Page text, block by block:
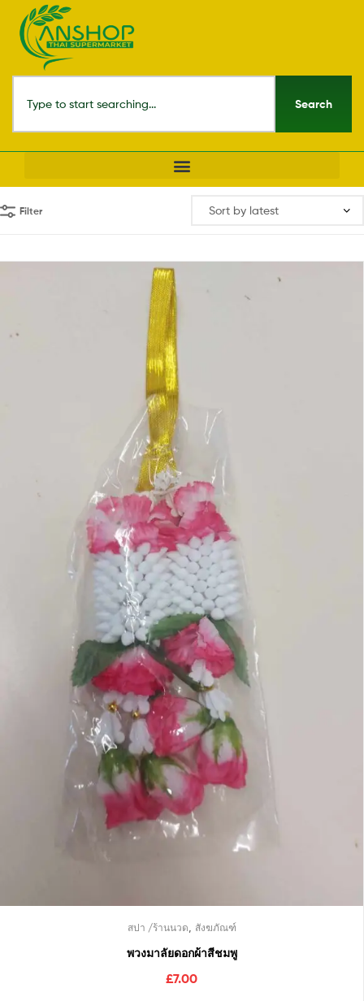
Search
Filter
สปา /ร้านนวด, สังฆภัณฑ์
พวงมาลัยดอกผ้าสีชมพู
£7.00